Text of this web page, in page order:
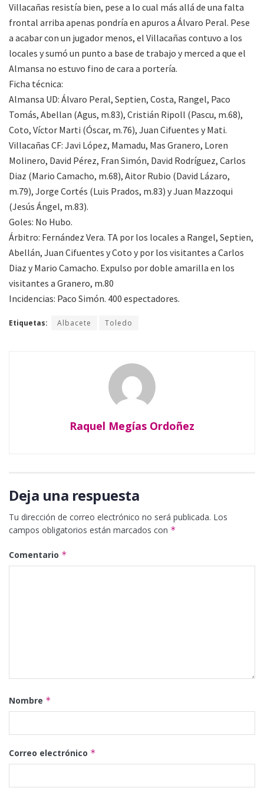
Villacañas resistía bien, pese a lo cual más allá de una falta
frontal arriba apenas pondría en apuros a Álvaro Peral. Pese
a acabar con un jugador menos, el Villacañas contuvo a los
locales y sumó un punto a base de trabajo y merced a que el
Almansa no estuvo fino de cara a portería.
Ficha técnica:
Almansa UD: Álvaro Peral, Septien, Costa, Rangel, Paco
Tomás, Abellan (Agus, m.83), Cristián Ripoll (Pascu, m.68),
Coto, Víctor Marti (Óscar, m.76), Juan Cifuentes y Mati.
Villacañas CF: Javi López, Mamadu, Mas Granero, Loren
Molinero, David Pérez, Fran Simón, David Rodríguez, Carlos
Diaz (Mario Camacho, m.68), Aitor Rubio (David Lázaro,
m.79), Jorge Cortés (Luis Prados, m.83) y Juan Mazzoqui
(Jesús Ángel, m.83).
Goles: No Hubo.
Árbitro: Fernández Vera. TA por los locales a Rangel, Septien,
Abellán, Juan Cifuentes y Coto y por los visitantes a Carlos
Diaz y Mario Camacho. Expulso por doble amarilla en los
visitantes a Granero, m.80
Incidencias: Paco Simón. 400 espectadores.
Etiquetas: Albacete Toledo
Raquel Megías Ordoñez
Deja una respuesta
Tu dirección de correo electrónico no será publicada. Los
campos obligatorios están marcados con *
Comentario *
Nombre *
Correo electrónico *